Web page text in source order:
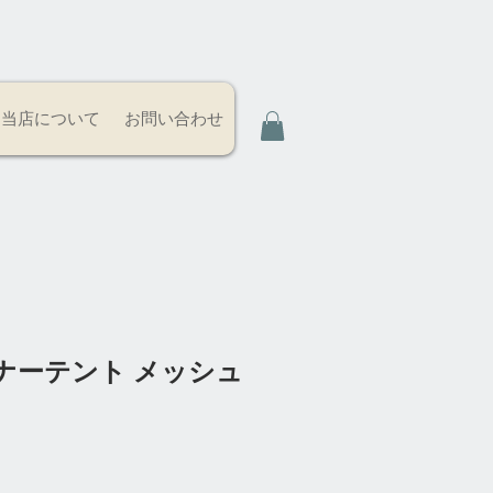
当店について お問い合わせ
ーテント メッシュ